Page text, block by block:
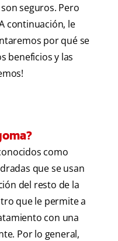
seguros. Pero
continuación, le
por qué se
beneficios y las
como
que se usan
del resto de la
que le permite a
con una
Por lo general,